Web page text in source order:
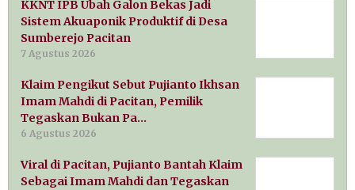
KKNT IPB Ubah Galon Bekas Jadi
Sistem Akuaponik Produktif di Desa
Sumberejo Pacitan
7 Agustus 2026
Klaim Pengikut Sebut Pujianto Ikhsan
Imam Mahdi di Pacitan, Pemilik
Tegaskan Bukan Pa…
6 Agustus 2026
Viral di Pacitan, Pujianto Bantah Klaim
Sebagai Imam Mahdi dan Tegaskan